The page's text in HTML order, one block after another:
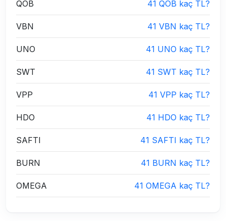
QOB 41 QOB kaç TL?
VBN 41 VBN kaç TL?
UNO 41 UNO kaç TL?
SWT 41 SWT kaç TL?
VPP 41 VPP kaç TL?
HDO 41 HDO kaç TL?
SAFTI 41 SAFTI kaç TL?
BURN 41 BURN kaç TL?
OMEGA 41 OMEGA kaç TL?